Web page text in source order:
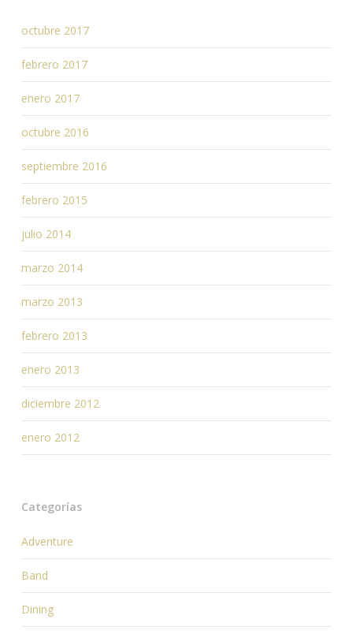
octubre 2017
febrero 2017
enero 2017
octubre 2016
septiembre 2016
febrero 2015
julio 2014
marzo 2014
marzo 2013
febrero 2013
enero 2013
diciembre 2012
enero 2012
Categorías
Adventure
Band
Dining